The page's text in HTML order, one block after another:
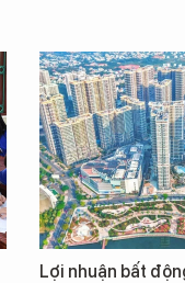
Lợi nhuận bất